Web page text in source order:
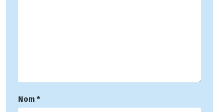
Nom *